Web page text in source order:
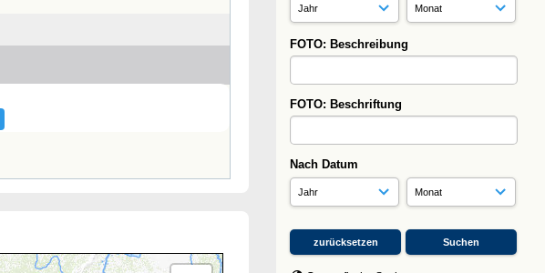
FOTO: Beschreibung
FOTO: Beschriftung
Nach Datum